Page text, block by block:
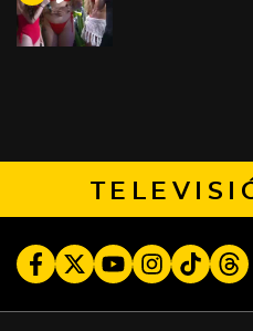
FacebookTwitterYoutubeInstagram
TikTok